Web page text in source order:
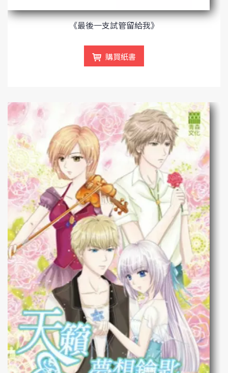
《最後一支試管留給我》
購買紙書